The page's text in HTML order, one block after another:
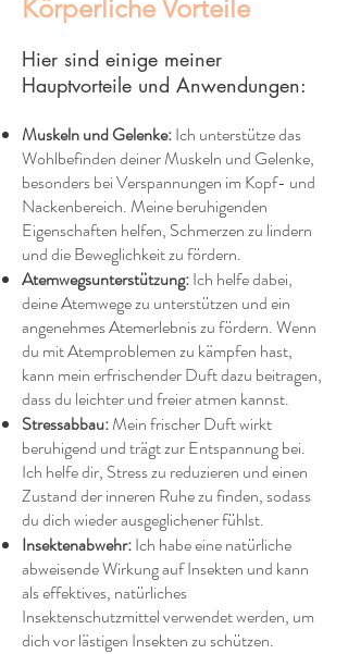
Körperliche Vorteile
Hier sind einige meiner
Hauptvorteile und Anwendungen:
Muskeln und Gelenke:Ich unterstütze das
Wohlbefinden deiner Muskeln und Gelenke,
besonders bei Verspannungen im Kopf- und
Nackenbereich. Meine beruhigenden
Eigenschaften helfen, Schmerzen zu lindern
und die Beweglichkeit zu fördern.
Atemwegsunterstützung:Ich helfe dabei,
deine Atemwege zu unterstützen und ein
angenehmes Atemerlebnis zu fördern. Wenn
du mit Atemproblemen zu kämpfen hast,
kann mein erfrischender Duft dazu beitragen,
dass du leichter und freier atmen kannst.
Stressabbau:Mein frischer Duft wirkt
beruhigend und trägt zur Entspannung bei.
Ich helfe dir, Stress zu reduzieren und einen
Zustand der inneren Ruhe zu finden, sodass
du dich wieder ausgeglichener fühlst.
Insektenabwehr:Ich habe eine natürliche
abweisende Wirkung auf Insekten und kann
als effektives, natürliches
Insektenschutzmittel verwendet werden, um
dich vor lästigen Insekten zu schützen.